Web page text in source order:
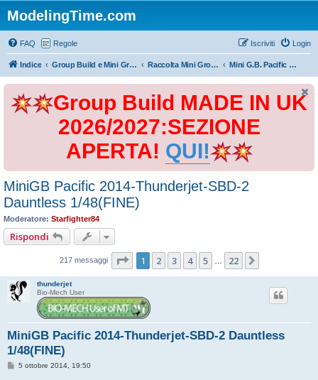
ModelingTime.com
FAQ Regole Login
Iscriviti
Indice Group Build e Mini Group Build Raccolta Mini Group Build Mini G.B. Pacific Battles 2014.
Group Build MADE IN UK
2026/2027:SEZIONE
APERTA! QUI!
MiniGB Pacific 2014-Thunderjet-SBD-2
Dauntless 1/48(FINE)
Moderatore: Starfighter84
Rispondi
217 messaggi Pagina di 22
1 2 3 4 5 22
thunderjet
Bio-Mech User
MiniGB Pacific 2014-Thunderjet-SBD-2 Dauntless
1/48(FINE)
M5 ottobre 2014, 19:50